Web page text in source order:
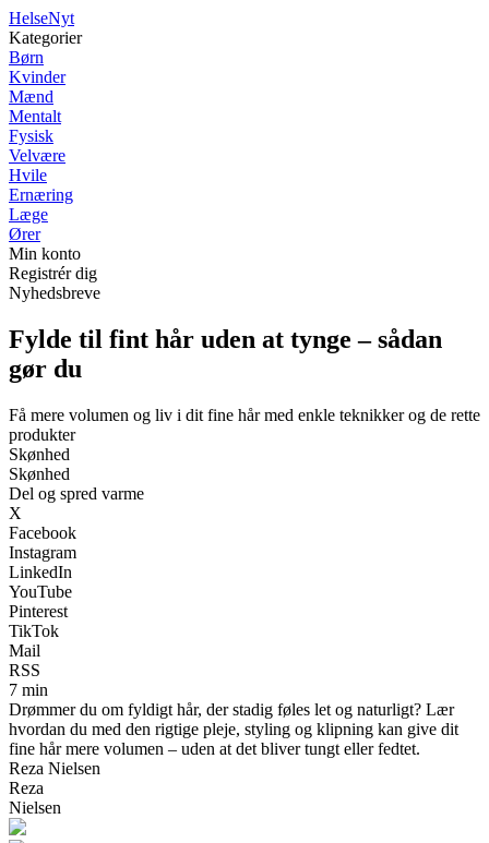
HelseNyt
Kategorier
Børn
Kvinder
Mænd
Mentalt
Fysisk
Velvære
Hvile
Ernæring
Læge
Ører
Min konto
Registrér dig
Nyhedsbreve
Fylde til fint hår uden at tynge – sådan
gør du
Få mere volumen og liv i dit fine hår med enkle teknikker og de rette
produkter
Skønhed
Skønhed
Del og spred varme
X
Facebook
Instagram
LinkedIn
YouTube
Pinterest
TikTok
Mail
RSS
7 min
Drømmer du om fyldigt hår, der stadig føles let og naturligt? Lær
hvordan du med den rigtige pleje, styling og klipning kan give dit
fine hår mere volumen – uden at det bliver tungt eller fedtet.
Reza Nielsen
Reza
Nielsen